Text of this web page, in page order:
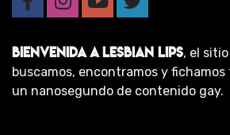
BIENVENIDA A LESBIAN LIPS, el
buscamos, encontramos y
un nanosegundo de contenido gay.